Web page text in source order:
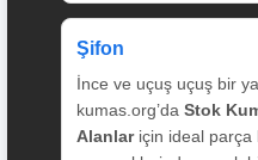
Şifon
İnce ve uçuş uçuş bir
kumas.org’da Stok
Alanlariçin ideal parça